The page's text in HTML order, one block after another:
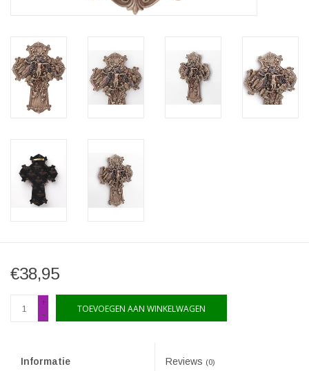
€38,95
+
-
TOEVOEGEN AAN WINKELWAGEN
Informatie Reviews (0)